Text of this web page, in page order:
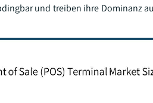
und treiben ihre Dominanz